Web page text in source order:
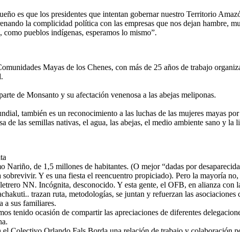
es que los presidentes que intentan gobernar nuestro Territorio
la complicidad política con las empresas que nos dejan hambre,
pueblos indígenas, esperamos lo mismo”.
Mayas de los Chenes, con más de 25 años de trabajo
de Monsanto y su afectación venenosa a las abejas meliponas.
también es un reconocimiento a las luchas de las mujeres mayas
de las semillas nativas, el agua, las abejas, el medio ambiente sano y la
Nariño, de 1,5 millones de habitantes. (O mejor “dadas por
Y es una fiesta el reencuentro propiciado). Pero la mayoría
NN. Incógnita, desconocido. Y esta gente, el OFB, en alianza
trazan ruta, metodologías, se juntan y refuerzan las
a sus familiares.
tenido ocasión de compartir las apreciaciones de diferentes